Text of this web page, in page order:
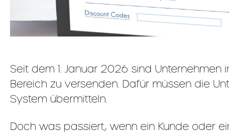
Seit dem 1. Januar 2026 sind
Bereich zu versenden. Dafür müssen die
System übermitteln.
Doch was passiert, wenn ein Kunde oder